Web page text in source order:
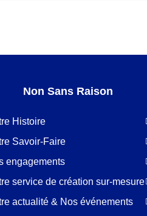
Non Sans Raison
Histoire
Savoir-Faire
engagements
service de création sur-mesure
actualité & Nos événements